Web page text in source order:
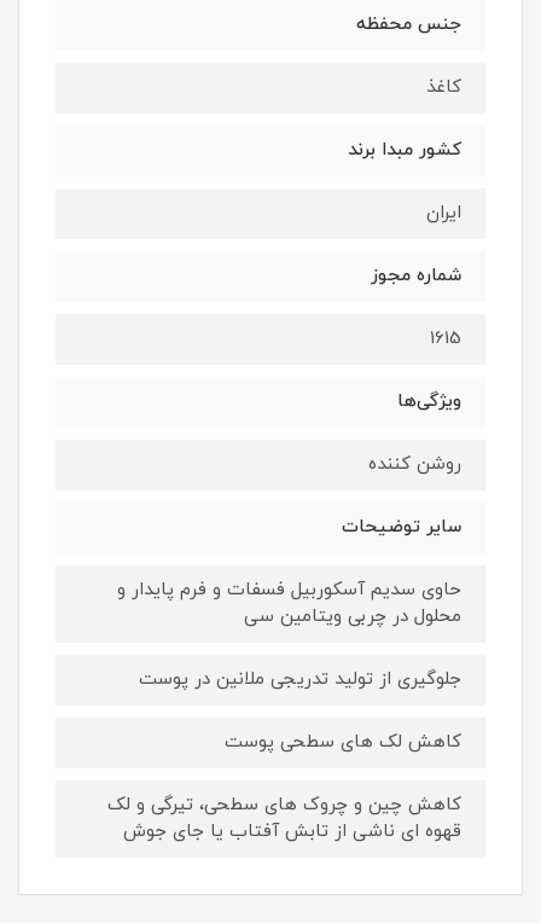
جنس محفظه
کاغذ
کشور مبدا برند
ایران
شماره مجوز
1615
ویژگی‌ها
روشن کننده
سایر توضیحات
حاوی سدیم آسکوربیل فسفات و فرم پایدار و
محلول در چربی ویتامین سی
جلوگیری از تولید تدریجی ملانین در پوست
کاهش لک های سطحی پوست
کاهش چین و چروک های سطحی، تیرگی و لک
قهوه ای ناشی از تابش آفتاب یا جای جوش